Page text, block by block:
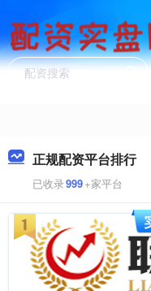
正规配资平台排行
已收录999+家平台